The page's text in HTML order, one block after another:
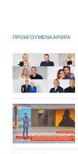
ΠΡΟΗΓΟΥΜΕΝΑ ΑΡΘΡΑ